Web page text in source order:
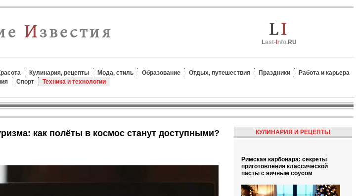
Last- nfo.RU
Кулинария, рецепты Мода, стиль Образование Отдых, путешествия Праздники
Работа и карьера
Спорт Техника и технологии
как полёты в космос станут доступными? КУЛИНАРИЯ И РЕЦЕПТЫ
Римская карбонара: секреты
приготовления классической
пасты с яичным соусом